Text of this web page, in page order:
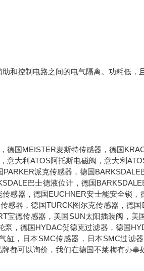
和控制电路之间的电气隔离。功耗低，
德国MEISTER麦斯特传感器，德国
大利ATOS阿托斯电磁阀，意大利
派克传感器，德国BARKSDALE
巴士德液位计，德国
感器，德国EUCHNER安士能安全锁，
器，德国TURCK图尔克传感器，德国
宝德传感器，美国SUN太阳插装阀，美
，德国HYDAC贺德克过滤器，德国
，日本SMC传感器，日本SMC过滤
都可以询价，我们在德国不莱梅有办事